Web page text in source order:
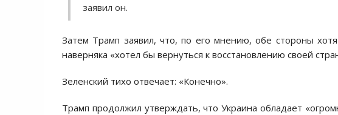
заявил он.
Затем Трамп заявил, что, по его мнению, обе стороны
наверняка «хотел бы вернуться к восстановлению своей
Зеленский тихо отвечает: «Конечно».
Трамп продолжил утверждать, что Украина обладает